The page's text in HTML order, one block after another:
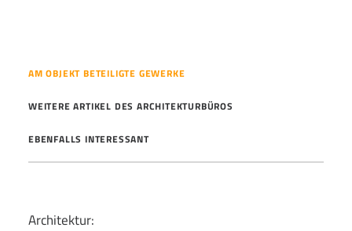
AM OBJEKT BETEILIGTE GEWERKE
WEITERE ARTIKEL DES ARCHITEKTURBÜROS
EBENFALLS INTERESSANT
Architektur: